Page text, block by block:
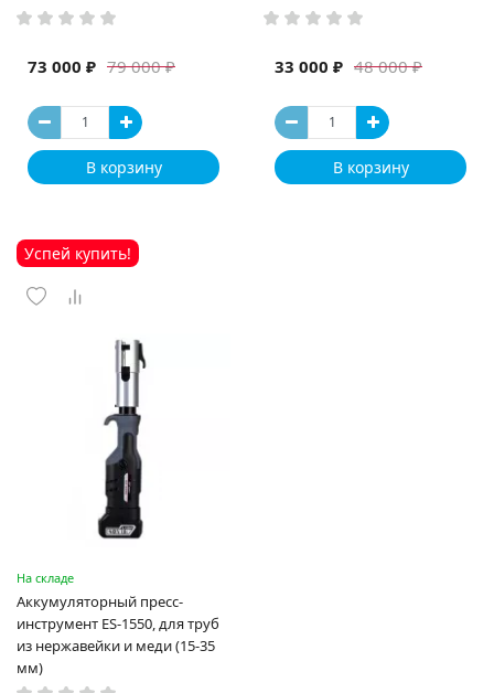
79 000 ₽
73 000 ₽
В корзину
48 000 ₽
33 000 ₽
В корзину
Успей купить!
На складе
Аккумуляторный пресс-
инструмент ES-1550, для труб
из нержавейки и меди (15-35
мм)